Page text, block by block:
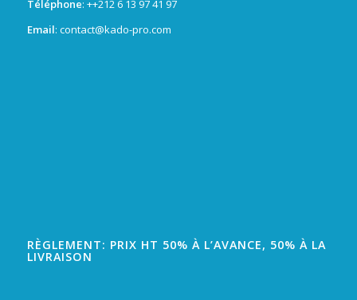
Téléphone: ++212 6 13 97 41 97
Email: contact@kado-pro.com
RÈGLEMENT: PRIX HT 50% À L’AVANCE, 50% À LA
LIVRAISON